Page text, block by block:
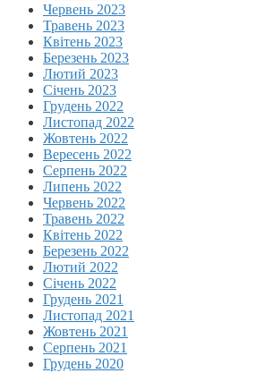
Червень 2023
Травень 2023
Квітень 2023
Березень 2023
Лютий 2023
Січень 2023
Грудень 2022
Листопад 2022
Жовтень 2022
Вересень 2022
Серпень 2022
Липень 2022
Червень 2022
Травень 2022
Квітень 2022
Березень 2022
Лютий 2022
Січень 2022
Грудень 2021
Листопад 2021
Жовтень 2021
Серпень 2021
Грудень 2020